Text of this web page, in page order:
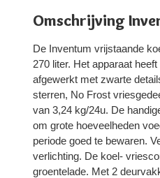
Omschrijving
De Inventum vrijstaande
270 liter. Het apparaat
afgewerkt met zwarte
sterren, No Frost
van 3,24 kg/24u. De
om grote hoeveelheden
periode goed te bewaren.
verlichting. De koel-
groentelade. Met 2